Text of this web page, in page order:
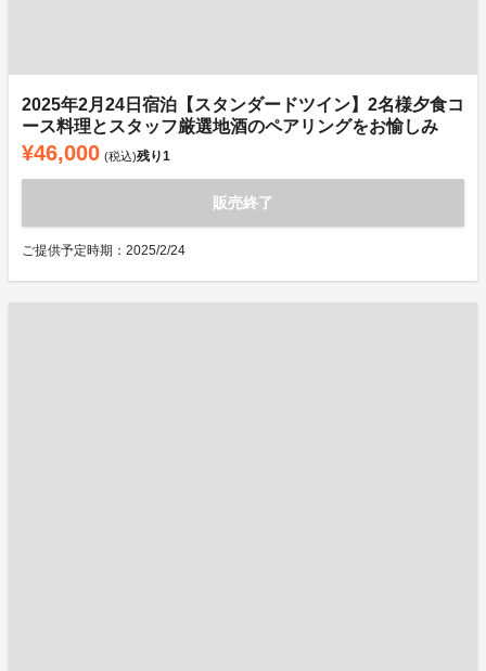
2025年2月24日宿泊【スタンダードツイン】2名様夕食コ
ース料理とスタッフ厳選地酒のペアリングをお愉しみ
¥46,000 (税込)残り1
販売終了
ご提供予定時期：2025/2/24